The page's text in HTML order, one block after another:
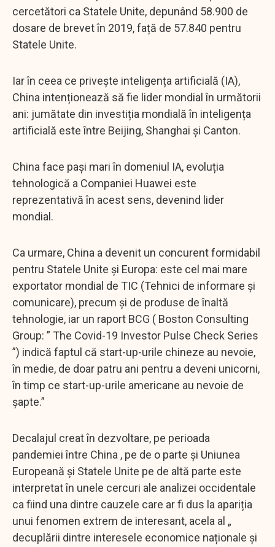
cercetători ca Statele Unite, depunând 58.900 de
dosare de brevet în 2019, față de 57.840 pentru
Statele Unite.
Iar în ceea ce privește inteligența artificială (IA),
China intenționează să fie lider mondial în următorii
ani: jumătate din investiția mondială în inteligența
artificială este între Beijing, Shanghai și Canton.
China face pași mari în domeniul IA, evoluția
tehnologică a Companiei Huawei este
reprezentativă în acest sens, devenind lider
mondial.
Ca urmare, China a devenit un concurent formidabil
pentru Statele Unite și Europa: este cel mai mare
exportator mondial de TIC (Tehnici de informare și
comunicare), precum și de produse de înaltă
tehnologie, iar un raport BCG ( Boston Consulting
Group: ” The Covid-19 Investor Pulse Check Series
”) indică faptul că start-up-urile chineze au nevoie,
în medie, de doar patru ani pentru a deveni unicorni,
în timp ce start-up-urile americane au nevoie de
șapte.”
Decalajul creat în dezvoltare, pe perioada
pandemiei între China , pe de o parte și Uniunea
Europeană și Statele Unite pe de altă parte este
interpretat în unele cercuri ale analizei occidentale
ca fiind una dintre cauzele care ar fi dus la apariția
unui fenomen extrem de interesant, acela al „
decuplării dintre interesele economice naționale și